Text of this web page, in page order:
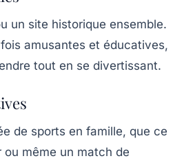
un site historique ensemble.
amusantes et éducatives,
tout en se divertissant.
de sports en famille, que ce
même un match de